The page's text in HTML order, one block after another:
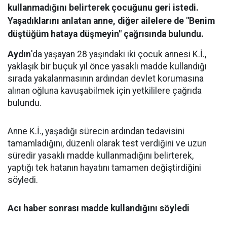
kullanmadığını belirterek çocuğunu geri istedi.
Yaşadıklarını anlatan anne, diğer ailelere de "Benim
düştüğüm hataya düşmeyin" çağrısında bulundu.
Aydın'da yaşayan 28 yaşındaki iki çocuk annesi K.İ.,
yaklaşık bir buçuk yıl önce yasaklı madde kullandığı
sırada yakalanmasının ardından devlet korumasına
alınan oğluna kavuşabilmek için yetkililere çağrıda
bulundu.
Anne K.İ., yaşadığı sürecin ardından tedavisini
tamamladığını, düzenli olarak test verdiğini ve uzun
süredir yasaklı madde kullanmadığını belirterek,
yaptığı tek hatanın hayatını tamamen değiştirdiğini
söyledi.
Acı haber sonrası madde kullandığını söyledi